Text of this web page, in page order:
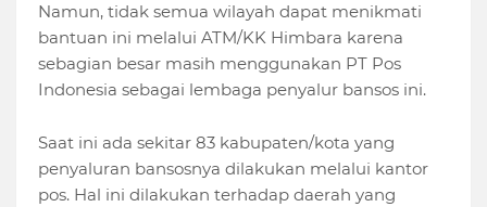
Namun, tidak semua wilayah dapat menikmati
bantuan ini melalui ATM/KK Himbara karena
sebagian besar masih menggunakan PT Pos
Indonesia sebagai lembaga penyalur bansos ini.
Saat ini ada sekitar 83 kabupaten/kota yang
penyaluran bansosnya dilakukan melalui kantor
pos. Hal ini dilakukan terhadap daerah yang